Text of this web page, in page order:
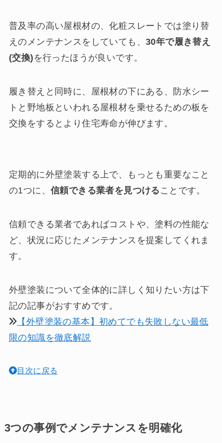
普及率の高い屋根材の、化粧スレートでは塗り替
えのメンテナンスをしていても、 30年で履き替え
(交換) を行ったほうが良いです。
履き替えと同時に、屋根材の下にある、防水シー
トと野地板といわれる屋根材を乗せるための板を
交換をするとより住宅寿命が伸びます。
定期的に外壁塗装する上で、もっとも重要なこと
の1つに、 信頼できる業者を見つける ことです。
信頼できる業者であればコストや、塗料の性能な
ど、状況に応じたメンテナンスを提案してくれま
す。
外壁塗装について全体的に詳しく知りたい方は下
記の記事がおすすめです。
【外壁塗装の基本】初めてでも失敗しない最低
限の知識を徹底解説
目次に戻る
3つの事例でメンテナンスを明確化